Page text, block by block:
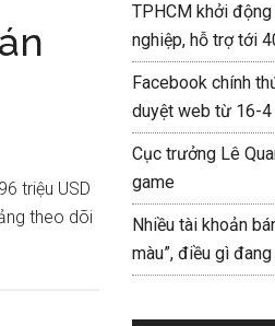
triệu USD
theo dõi
TPHCM khởi
nghiệp, hỗ trợ tới
Facebook chính
duyệt web từ 16-4
Cục trưởng Lê
game
Nhiều tài khoản
màu”, điều gì